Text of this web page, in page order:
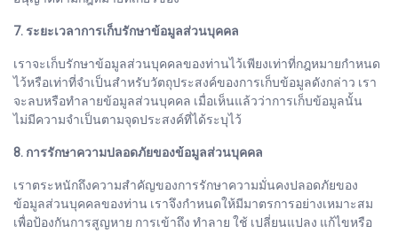
7. ระยะเวลาการเก็บรักษาข้อมูลส่วนบุคคล
เราจะเก็บรักษาข้อมูลส่วนบุคคลของท่านไว้เพียงเท่าที่กฎหมายกำหนด
ไว้หรือเท่าที่จำเป็นสำหรับวัตถุประสงค์ของการเก็บข้อมูลดังกล่าว เรา
จะลบหรือทำลายข้อมูลส่วนบุคคล เมื่อเห็นแล้วว่าการเก็บข้อมูลนั้น
ไม่มีความจำเป็นตามจุดประสงค์ที่ได้ระบุไว้
8. การรักษาความปลอดภัยของข้อมูลส่วนบุคคล
เราตระหนักถึงความสำคัญของการรักษาความมั่นคงปลอดภัยของ
ข้อมูลส่วนบุคคลของท่าน เราจึงกำหนดให้มีมาตรการอย่างเหมาะสม
เพื่อป้องกันการสูญหาย การเข้าถึง ทำลาย ใช้ เปลี่ยนแปลง แก้ไขหรือ